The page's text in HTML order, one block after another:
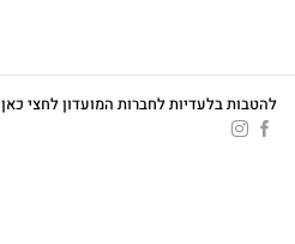
להטבות בלעדיות לחברות המועדון לחצי כאן